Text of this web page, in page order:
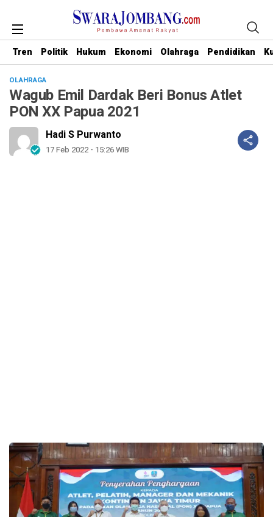
Tren Politik Hukum Ekonomi Olahraga Pendidikan
OLAHRAGA
Wagub Emil Dardak Beri Bonus Atlet
PON XX Papua 2021
Hadi S Purwanto
17 Feb 2022 - 15:26 WIB